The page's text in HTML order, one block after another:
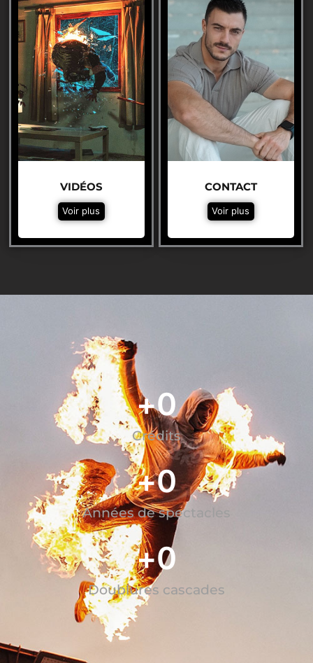
VIDÉOS
Voir plus
CONTACT
Voir plus
Crédits
+0
Années de spectacles
+0
Doublures cascades
+0